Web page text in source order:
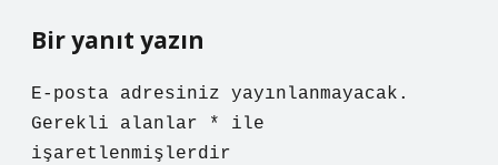
Bir yanıt yazın
E-posta adresiniz yayınlanmayacak.
Gerekli alanlar
*
ile
işaretlenmişlerdir